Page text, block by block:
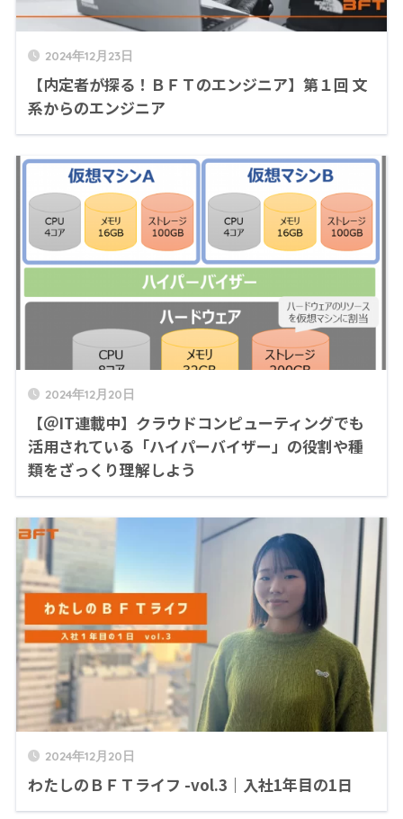
2024年12月23日
【内定者が探る！ＢＦＴのエンジニア】第１回 文
系からのエンジニア
2024年12月20日
【＠IT連載中】クラウドコンピューティングでも
活用されている「ハイパーバイザー」の役割や種
類をざっくり理解しよう
2024年12月20日
わたしのＢＦＴライフ -vol.3｜入社1年目の1日